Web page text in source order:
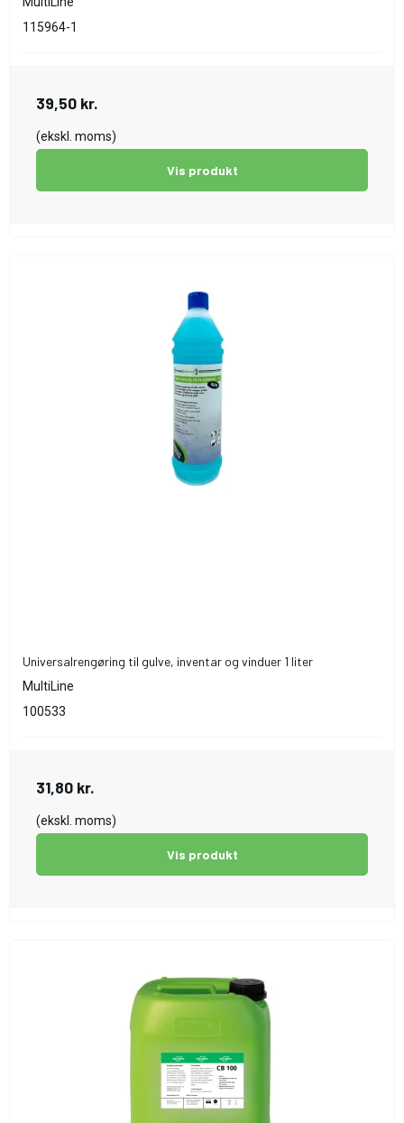
115964-1
39,50 kr.
(ekskl. moms)
Vis produkt
Universalrengøring til gulve, inventar og vinduer 1 liter
MultiLine
100533
31,80 kr.
(ekskl. moms)
Vis produkt